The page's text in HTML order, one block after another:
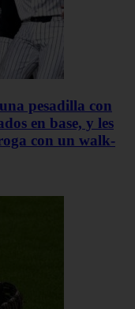
pesadilla con
en base, y les
con un walk-